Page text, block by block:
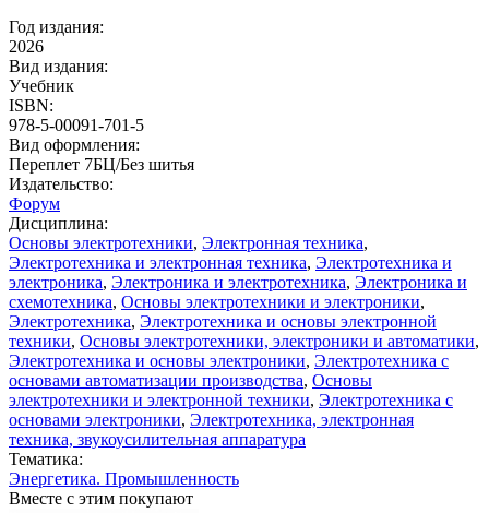
Год издания:
2026
Вид издания:
Учебник
ISBN:
978-5-00091-701-5
Вид оформления:
Переплет 7БЦ/Без шитья
Издательство:
Форум
Дисциплина:
Основы электротехники, Электронная техника,
Электротехника и электронная техника, Электротехника и
электроника, Электроника и электротехника, Электроника и
схемотехника, Основы электротехники и электроники,
Электротехника, Электротехника и основы электронной
техники, Основы электротехники, электроники и автоматики,
Электротехника и основы электроники, Электротехника с
основами автоматизации производства, Основы
электротехники и электронной техники, Электротехника с
основами электроники, Электротехника, электронная
техника, звукоусилительная аппаратура
Тематика:
Энергетика. Промышленность
Вместе с этим покупают